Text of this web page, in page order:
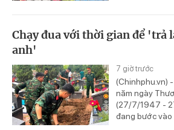
Chạy đua với thời gian để 'trả
anh'
7 giờ trước
(Chinhphu.vn)
năm ngày
(27/7/1947 -
đang bước vào